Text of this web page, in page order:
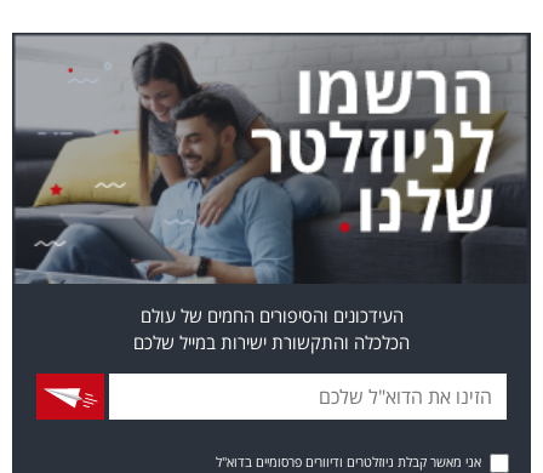
העידכונים והסיפורים החמים של עולם
הכלכלה והתקשורת ישירות במייל שלכם
אני מאשר קבלת ניוזלטרים ודיוורים פרסומיים בדוא"ל